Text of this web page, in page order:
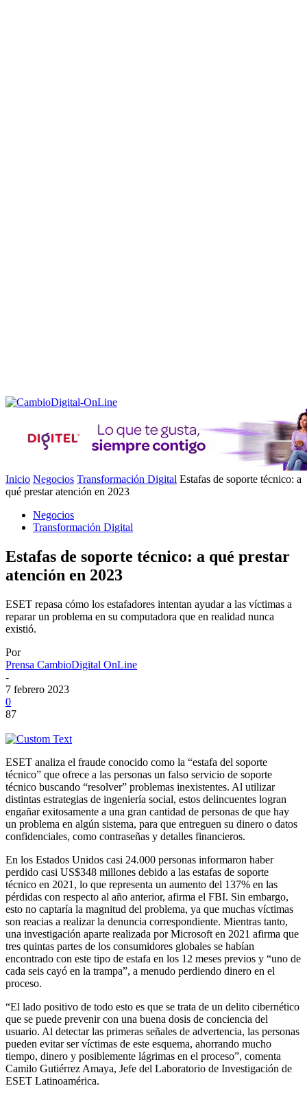
Inicio Negocios Transformación Digital Estafas de soporte técnico: a
qué prestar atención en 2023
Negocios
Transformación Digital
Estafas de soporte técnico: a qué prestar
atención en 2023
ESET repasa cómo los estafadores intentan ayudar a las víctimas a
reparar un problema en su computadora que en realidad nunca
existió.
Por
Prensa CambioDigital OnLine
-
7 febrero 2023
0
87
ESET analiza el fraude conocido como la “estafa del soporte
técnico” que ofrece a las personas un falso servicio de soporte
técnico buscando “resolver” problemas inexistentes. Al utilizar
distintas estrategias de ingeniería social, estos delincuentes logran
engañar exitosamente a una gran cantidad de personas de que hay
un problema en algún sistema, para que entreguen su dinero o datos
confidenciales, como contraseñas y detalles financieros.
En los Estados Unidos casi 24.000 personas informaron haber
perdido casi US$348 millones debido a las estafas de soporte
técnico en 2021, lo que representa un aumento del 137% en las
pérdidas con respecto al año anterior, afirma el FBI. Sin embargo,
esto no captaría la magnitud del problema, ya que muchas víctimas
son reacias a realizar la denuncia correspondiente. Mientras tanto,
una investigación aparte realizada por Microsoft en 2021 afirma que
tres quintas partes de los consumidores globales se habían
encontrado con este tipo de estafa en los 12 meses previos y “uno de
cada seis cayó en la trampa”, a menudo perdiendo dinero en el
proceso.
“El lado positivo de todo esto es que se trata de un delito cibernético
que se puede prevenir con una buena dosis de conciencia del
usuario. Al detectar las primeras señales de advertencia, las personas
pueden evitar ser víctimas de este esquema, ahorrando mucho
tiempo, dinero y posiblemente lágrimas en el proceso”, comenta
Camilo Gutiérrez Amaya, Jefe del Laboratorio de Investigación de
ESET Latinoamérica.